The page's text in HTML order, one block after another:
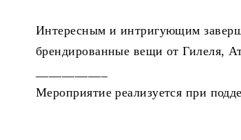
Интересным и интригующим
брендированные вещи от Гилеля,
Мероприятие реализуется при